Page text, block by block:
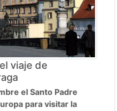
viaje de
el Santo Padre
para visitar la